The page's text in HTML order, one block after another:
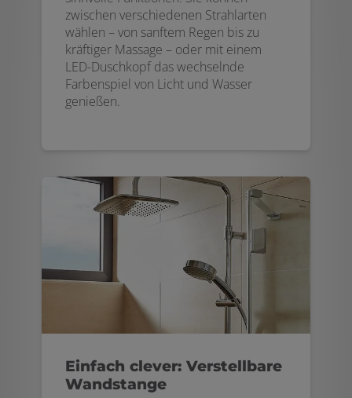
zwischen verschiedenen Strahlarten
wählen – von sanftem Regen bis zu
kräftiger Massage – oder mit einem
LED-Duschkopf das wechselnde
Farbenspiel von Licht und Wasser
genießen.
Einfach clever: Verstellbare
Wandstange